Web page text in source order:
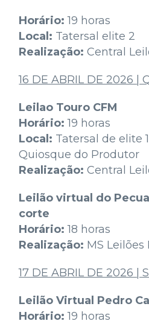
Horário: 19 horas
Local: Tatersal elite 2
Realização: Central
16 DE ABRIL DE 2026 |
Leilao Touro CFM
Horário: 19 horas
Local: Tatersal de elite
Quiosque do Produtor
Realização: Central
Leilão virtual do
corte
Horário: 18 horas
Realização: MS Leilões
17 DE ABRIL DE 2026 |
Leilão Virtual Pedro
Horário: 19 horas